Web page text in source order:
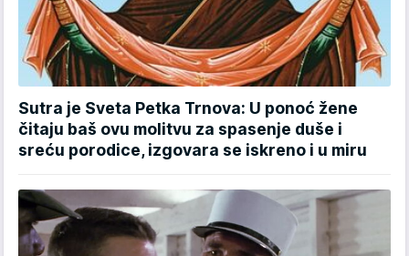
Sutra je Sveta Petka Trnova: U ponoć žene
čitaju baš ovu molitvu za spasenje duše i
sreću porodice, izgovara se iskreno i u miru